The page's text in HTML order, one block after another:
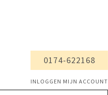
0174-622168
INLOGGEN MIJN ACCOUNT